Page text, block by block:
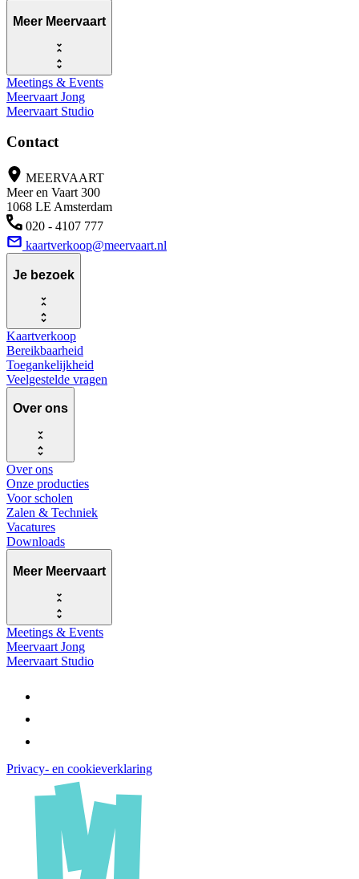
Meer Meervaart
Meetings & Events
Meervaart Jong
Meervaart Studio
Contact
MEERVAART
Meer en Vaart 300
1068 LE Amsterdam
020 - 4107 777
kaartverkoop@meervaart.nl
Je bezoek
Kaartverkoop
Bereikbaarheid
Toegankelijkheid
Veelgestelde vragen
Over ons
Over ons
Onze producties
Voor scholen
Zalen & Techniek
Vacatures
Downloads
Meer Meervaart
Meetings & Events
Meervaart Jong
Meervaart Studio
Privacy- en cookieverklaring